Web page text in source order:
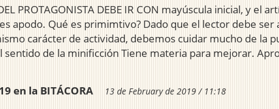
DEL PROTAGONISTA DEBE IR CON mayúscula inicial, y
apodo. Qué es primimtivo? Dado que el lector debe
carácter de actividad, debemos cuidar mucho de la
de la minificción Tiene materia para mejorar.
en la BITÁCORA
13 de February de 2019 / 11:18